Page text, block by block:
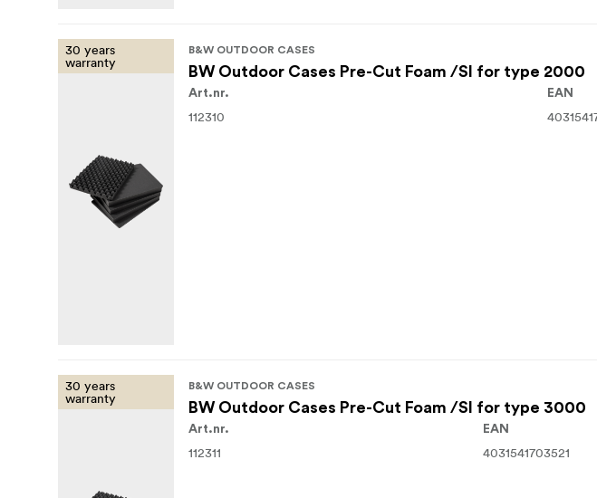
30 years
warranty
B&W OUTDOOR CASES
BW Outdoor Cases Pre-Cut Foam /SI for type 2000
Art.nr.
112310
EAN
30 years
warranty
B&W OUTDOOR CASES
BW Outdoor Cases Pre-Cut Foam /SI for type 3000
Art.nr.
112311
EAN
4031541703521